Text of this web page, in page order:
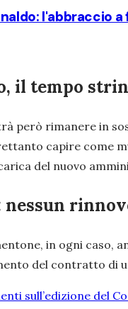
l'abbraccio
il tempo
però rimanere in
capire come
del nuovo
nessun
in ogni caso,
del contratto di
sull’edizione del